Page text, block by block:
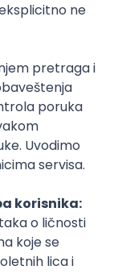
Maneken
dizajn